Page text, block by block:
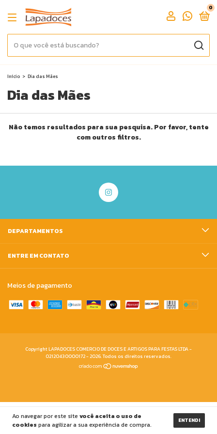
0
Ao navegar por este site você aceita o uso de
cookies para agilizar a sua experiência de compra.
ENTENDI
Início > Dia das Mães
Dia das Mães
Não temos resultados para sua pesquisa. Por favor, tente
com outros filtros.
DEPARTAMENTOS
ENTRE EM CONTATO
Meios de pagamento
Copyright LAPADOCES COMERCIO DE DOCES E ARTIGOS PARA FESTAS LTDA -
02120430000172 - 2026. Todos os direitos reservados.